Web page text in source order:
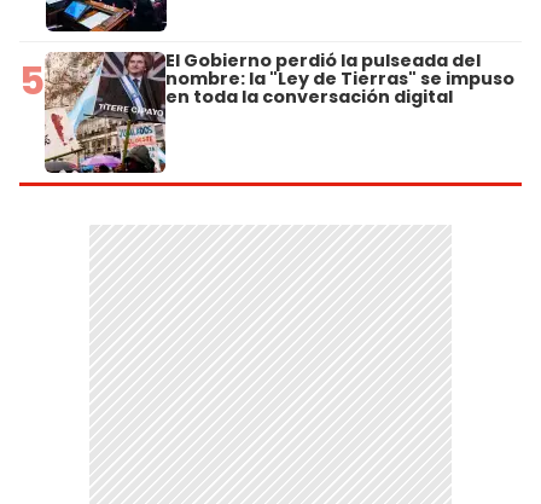
5 El Gobierno perdió la pulseada del
nombre: la "Ley de Tierras" se impuso
en toda la conversación digital